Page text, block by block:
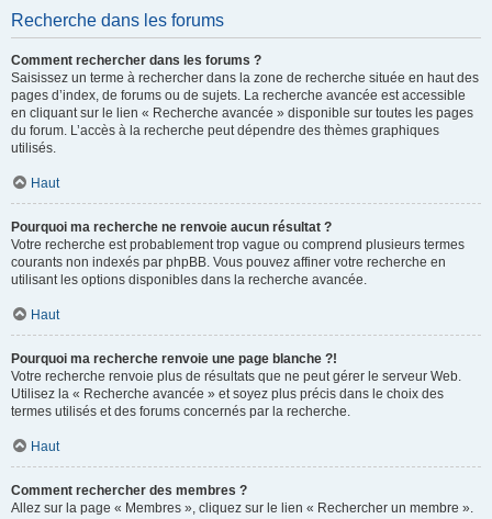
Recherche dans les forums
Comment rechercher dans les forums ?
Saisissez un terme à rechercher dans la zone de recherche située en haut des
pages d’index, de forums ou de sujets. La recherche avancée est accessible
en cliquant sur le lien « Recherche avancée » disponible sur toutes les pages
du forum. L’accès à la recherche peut dépendre des thèmes graphiques
utilisés.
Haut
Pourquoi ma recherche ne renvoie aucun résultat ?
Votre recherche est probablement trop vague ou comprend plusieurs termes
courants non indexés par phpBB. Vous pouvez affiner votre recherche en
utilisant les options disponibles dans la recherche avancée.
Haut
Pourquoi ma recherche renvoie une page blanche ?!
Votre recherche renvoie plus de résultats que ne peut gérer le serveur Web.
Utilisez la « Recherche avancée » et soyez plus précis dans le choix des
termes utilisés et des forums concernés par la recherche.
Haut
Comment rechercher des membres ?
Allez sur la page « Membres », cliquez sur le lien « Rechercher un membre ».